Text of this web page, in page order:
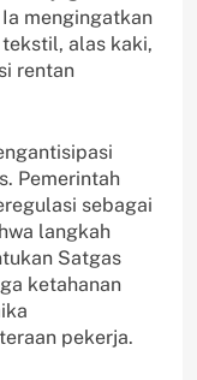
mengingatkan
alas kaki,
rentan
Pemerintah
sebagai
langkah
Satgas
ketahanan
pekerja.